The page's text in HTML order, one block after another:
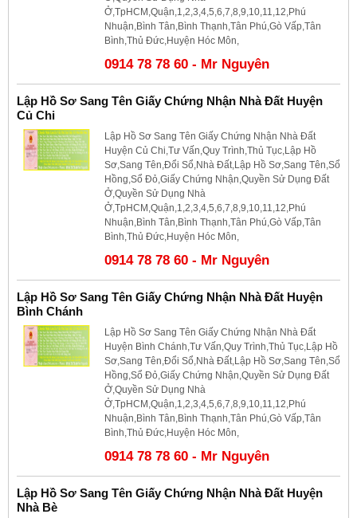
Ở,TpHCM,Quận,1,2,3,4,5,6,7,8,9,10,11,12,Phú
Nhuận,Bình Tân,Bình Thạnh,Tân Phú,Gò Vấp,Tân
Bình,Thủ Đức,Huyện Hóc Môn,
0914 78 78 60 - Mr Nguyên
Lập Hồ Sơ Sang Tên Giấy Chứng Nhận Nhà Đất Huyện
Củ Chi
Lập Hồ Sơ Sang Tên Giấy Chứng Nhận Nhà Đất
Huyện Củ Chi,Tư Vấn,Quy Trình,Thủ Tục,Lập Hồ
Sơ,Sang Tên,Đổi Sổ,Nhà Đất,Lập Hồ Sơ,Sang Tên,Sổ
Hồng,Sổ Đỏ,Giấy Chứng Nhận,Quyền Sử Dụng Đất
Ở,Quyền Sử Dụng Nhà
Ở,TpHCM,Quận,1,2,3,4,5,6,7,8,9,10,11,12,Phú
Nhuận,Bình Tân,Bình Thạnh,Tân Phú,Gò Vấp,Tân
Bình,Thủ Đức,Huyện Hóc Môn,
0914 78 78 60 - Mr Nguyên
Lập Hồ Sơ Sang Tên Giấy Chứng Nhận Nhà Đất Huyện
Bình Chánh
Lập Hồ Sơ Sang Tên Giấy Chứng Nhận Nhà Đất
Huyện Bình Chánh,Tư Vấn,Quy Trình,Thủ Tục,Lập Hồ
Sơ,Sang Tên,Đổi Sổ,Nhà Đất,Lập Hồ Sơ,Sang Tên,Sổ
Hồng,Sổ Đỏ,Giấy Chứng Nhận,Quyền Sử Dụng Đất
Ở,Quyền Sử Dụng Nhà
Ở,TpHCM,Quận,1,2,3,4,5,6,7,8,9,10,11,12,Phú
Nhuận,Bình Tân,Bình Thạnh,Tân Phú,Gò Vấp,Tân
Bình,Thủ Đức,Huyện Hóc Môn,
0914 78 78 60 - Mr Nguyên
Lập Hồ Sơ Sang Tên Giấy Chứng Nhận Nhà Đất Huyện
Nhà Bè